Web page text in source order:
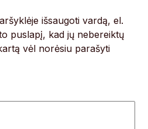
išsaugoti vardą, el.
puslapį, kad jų nebereiktų
vėl norėsiu parašyti